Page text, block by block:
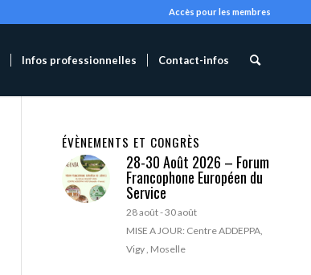
Accès pour les membres
Infos professionnelles Contact-infos
ÉVÈNEMENTS ET CONGRÈS
28-30 Août 2026 – Forum
Francophone Européen du
Service
28 août-30 août
MISE A JOUR: Centre ADDEPPA,
Vigy , Moselle